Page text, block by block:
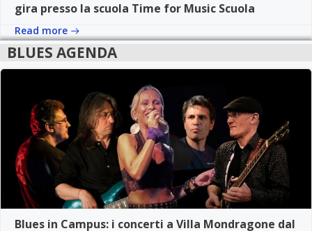
gira presso la scuola Time for Music Scuola
Read more
BLUES AGENDA
Blues in Campus: i concerti a Villa Mondragone dal